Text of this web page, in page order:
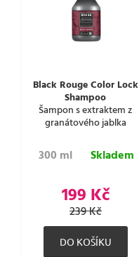
Black Rouge Color Lock
Shampoo
Šampon s extraktem z
granátového jablka
300 ml Skladem
199 Kč
239 Kč